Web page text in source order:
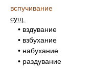
вспучивание
сущ.
• вздувание
• взбухание
• набухание
• раздувание